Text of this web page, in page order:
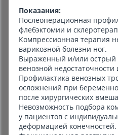
Показания:
Послеоперационная
флебэктомии и
Компрессионная терапия
варикозной болезни ног.
Выраженный и/или острый
венозной
Профилактика венозных
осложнений при
после хирургических
Невозможность подбора
у пациентов с
деформацией конечностей.